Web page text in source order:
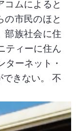
コムによると
の市民のほと
部族社会に住
ティーに住ん
ターネット・
できない。 不